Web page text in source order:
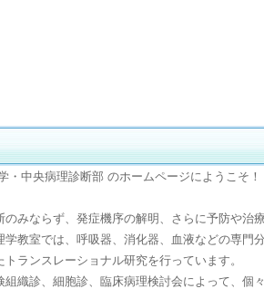
中央病理診断部 のホームページにようこそ！
みならず、発症機序の解明、さらに予防や治
教室では、呼吸器、消化器、血液などの専門
ランスレーショナル研究を行っています。
織診、細胞診、臨床病理検討会によって、個